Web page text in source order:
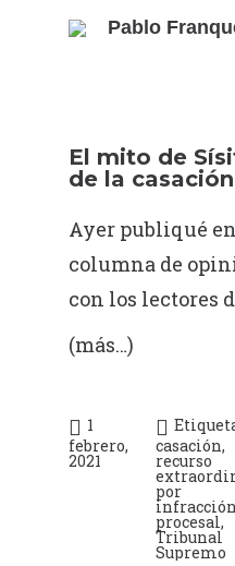
Pablo
El mito de
de la casación
Ayer publiqué
columna de
con los lectores
(más…)
1
febrero,
2021
casación,
recurso
por
infracción
procesal,
Tribunal
Supremo